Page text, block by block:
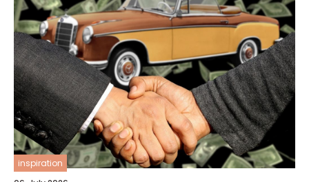
inspiration